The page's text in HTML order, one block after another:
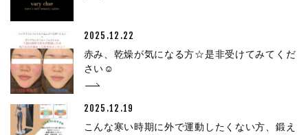
2025.12.22
赤み、乾燥が気になる方☆是非受けてみてくだ
さい☺
2025.12.19
こんな寒い時期に外で運動したくない方、鍛え